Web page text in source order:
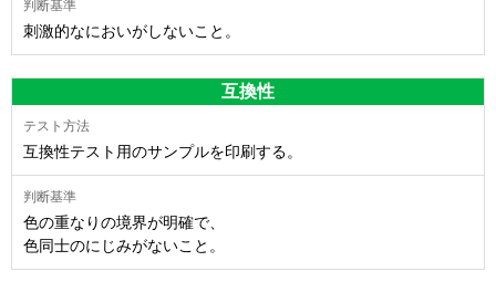
刺激的なにおいがしないこと。
互換性
互換性テスト用のサンプルを印刷する。
色の重なりの境界が明確で、
色同士のにじみがないこと。